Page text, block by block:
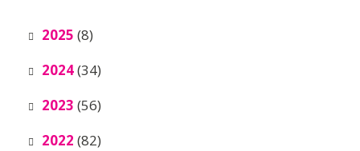
2025 (8)
2024(34)
2023 (56)
2022 (82)